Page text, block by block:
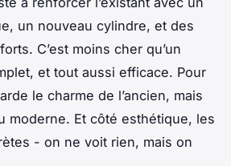
un nouveau cylindre, et des
C’est moins cher qu’un
et tout aussi efficace. Pour
le charme de l’ancien, mais
moderne. Et côté esthétique, les
- on ne voit rien, mais on